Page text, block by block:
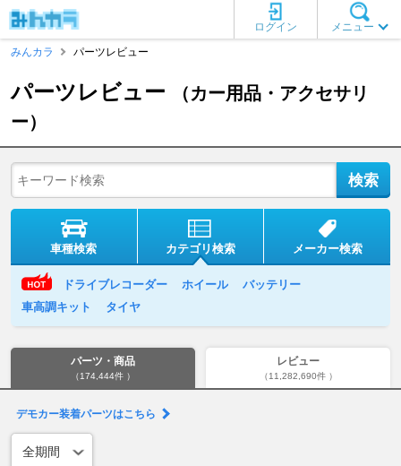
メニュー
ログイン
みんカラ
パーツレビュー
パーツレビュー
（カー用品・アクセサリ
ー）
車種検索 カテゴリ検索 メーカー検索
ドライブレコーダー ホイール
バッテリー
車高調キット
タイヤ
パーツ・商品
（174,444件 ）
レビュー
（11,282,690件 ）
デモカー装着パーツはこちら